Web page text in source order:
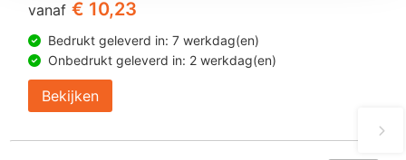
vanaf € 10,23
Bedrukt geleverd in: 7 werkdag(en)
Onbedrukt geleverd in: 2 werkdag(en)
Bekijken